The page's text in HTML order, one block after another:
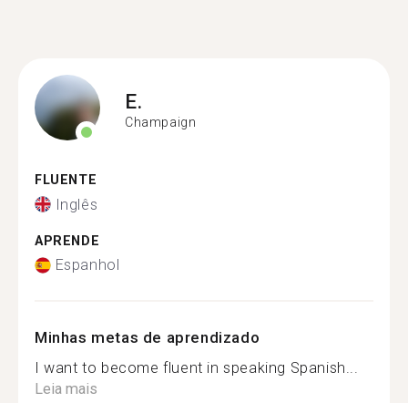
E.
Champaign
FLUENTE
Inglês
APRENDE
Espanhol
Minhas metas de aprendizado
I want to become fluent in speaking Spanish...
Leia mais